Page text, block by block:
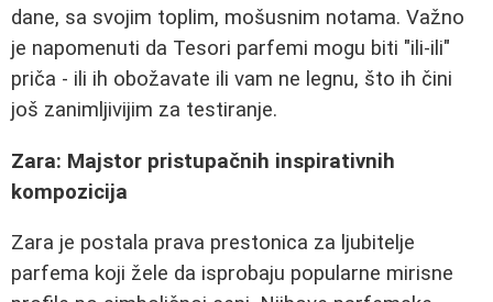
dane, sa svojim toplim, mošusnim notama. Važno
je napomenuti da Tesori parfemi mogu biti "ili-ili"
priča - ili ih obožavate ili vam ne legnu, što ih čini
još zanimljivijim za testiranje.
Zara: Majstor pristupačnih inspirativnih
kompozicija
Zara je postala prava prestonica za ljubitelje
parfema koji žele da isprobaju popularne mirisne